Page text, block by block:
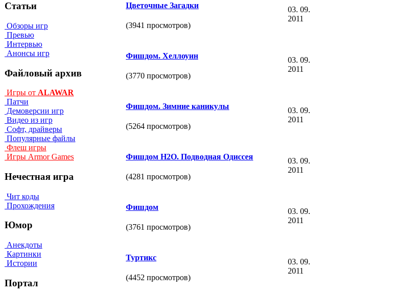
Статьи
Обзоры игр
Превью
Интервью
Анонсы игр
Файловый архив
Игры от ALAWAR
Патчи
Демоверсии игр
Видео из игр
Софт, драйверы
Популярные файлы
Флеш игры
Игры Armor Games
Нечестная игра
Чит коды
Прохождения
Юмор
Анекдоты
Картинки
Истории
Портал
Цветочные Загадки
(3941 просмотров)
03. 09.
2011
Фишдом. Хеллоуин
(3770 просмотров)
03. 09.
2011
Фишдом. Зимние каникулы
(5264 просмотров)
03. 09.
2011
Фишдом Н2О. Подводная Одиссея
(4281 просмотров)
03. 09.
2011
Фишдом
(3761 просмотров)
03. 09.
2011
Туртикс
(4452 просмотров)
03. 09.
2011